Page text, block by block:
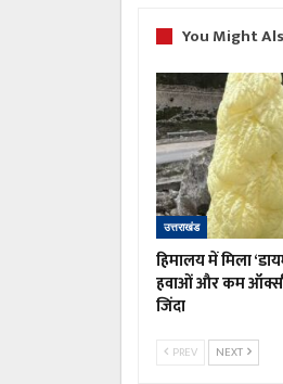
You Might
उत्तराखंड
हिमालय में मिला
हवाओं और कम
जिंदा
PREV NEXT